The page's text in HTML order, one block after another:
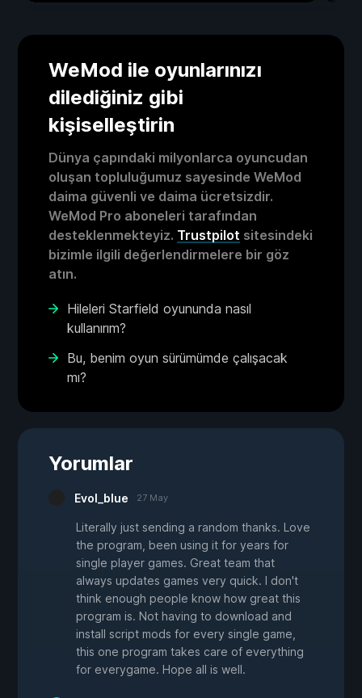
WeMod ile oyunlarınızı
dilediğiniz gibi
kişiselleştirin
Dünya çapındaki milyonlarca oyuncudan
oluşan topluluğumuz sayesinde WeMod
daima güvenli ve daima ücretsizdir.
WeMod Pro aboneleri tarafından
desteklenmekteyiz. Trustpilot sitesindeki
bizimle ilgili değerlendirmelere bir göz
atın.
Hileleri Starfield oyununda nasıl
kullanırım?
Bu, benim oyun sürümümde çalışacak
mı?
Yorumlar
Evol_blue 27 May
Literally just sending a random thanks. Love
the program, been using it for years for
single player games. Great team that
always updates games very quick. I don't
think enough people know how great this
program is. Not having to download and
install script mods for every single game,
this one program takes care of everything
for everygame. Hope all is well.